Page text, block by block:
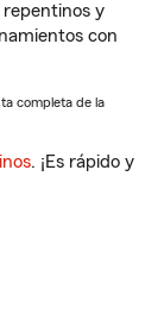
y
con
completa de la
. ¡Es rápido y